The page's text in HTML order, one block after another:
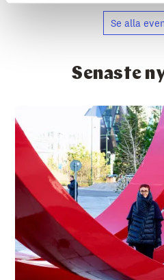
Se alla
Senaste